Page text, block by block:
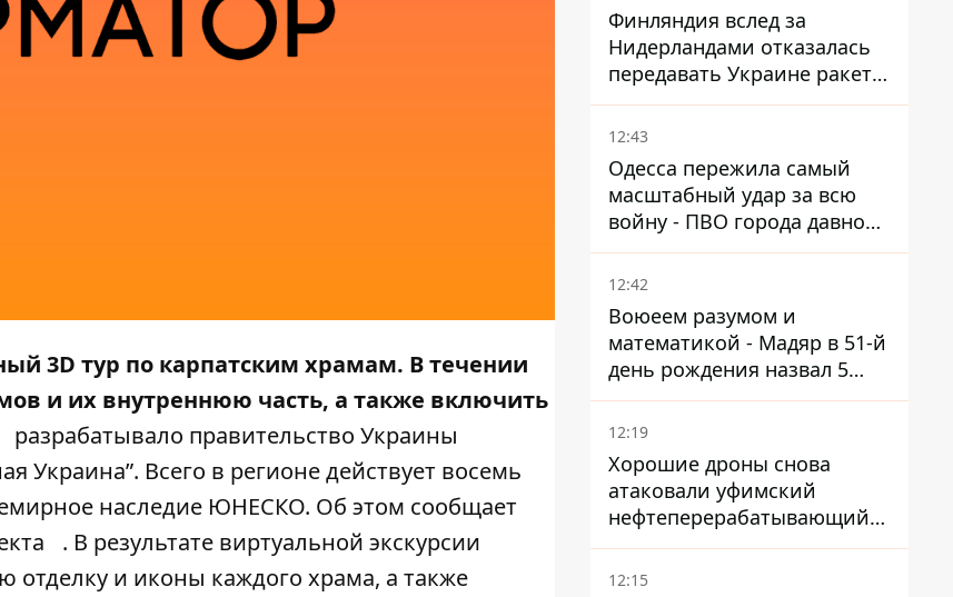
3D тур по карпатским храмам. В течении
и их внутреннюю часть, а также включить
разрабатывало правительство Украины
Украина”. Всего в регионе действует восемь
наследие ЮНЕСКО. Об этом сообщает
. В результате виртуальной экскурсии
и иконы каждого храма, а также
Финляндия вслед за
Нидерландами отказалась
передавать Украине ракеты
ПВО Patriot
12:43
Одесса пережила самый
масштабный удар за всю
войну - ПВО города давно
нуждается в усилении
12:42
Воюеем разумом и
математикой - Мадяр в 51-й
день рождения назвал 5
условий поражения РФ
12:19
Хорошие дроны снова
атаковали уфимский
нефтеперерабатывающий
кластер – один упал на
недострой
12:15